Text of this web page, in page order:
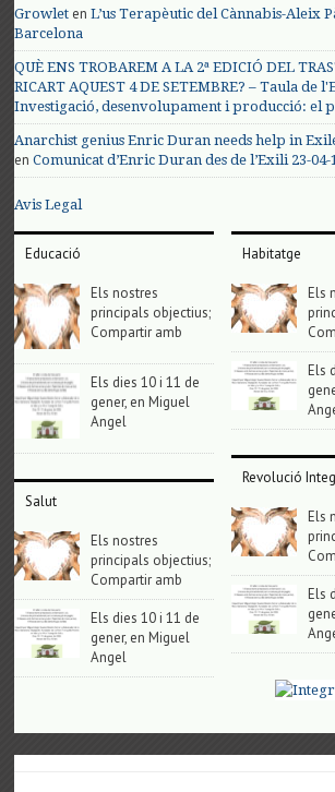
Growlet enL’us Terapèutic del Cànnabis-Aleix
Barcelona
QUÈ ENS TROBAREM A LA 2ª EDICIÓ DEL
RICART AQUEST 4 DE SETEMBRE? – Taula de
Investigació, desenvolupament i producció: el
Anarchist genius Enric Duran needs help in
enComunicat d’Enric Duran des de l’Exili 23-04-
Avis Legal
Educació
Els nostres
principals objectius;
Compartir amb
Els dies 10 i 11 de
gener, en Miguel
Angel
Salut
Els nostres
principals objectius;
Compartir amb
Els dies 10 i 11 de
gener, en Miguel
Angel
Habitatge
Els
Els
Revolució
Els
Els